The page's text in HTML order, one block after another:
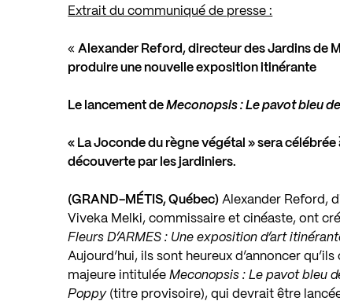
Extrait du communiqué de presse :
«Alexander Reford, directeur des Jardins de
produire une nouvelle exposition itinérante
Le lancement deMeconopsis : Le pavot bleu
« La Joconde du règne végétal » sera
découverte par les jardiniers.
(GRAND-MÉTIS, Québec) Alexander Reford,
Viveka Melki, commissaire et cinéaste, ont
Fleurs D’ARMES : Une exposition d’art
Aujourd’hui, ils sont heureux d’annoncer
majeure intituléeMeconopsis : Le pavot bleu
Poppy(titre provisoire), qui devrait être